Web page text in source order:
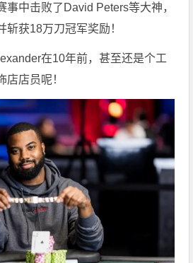
事中击败了David Peters等大神，
斩获18万刀冠军奖励！
在10年前，甚至还是个工
店店员呢！